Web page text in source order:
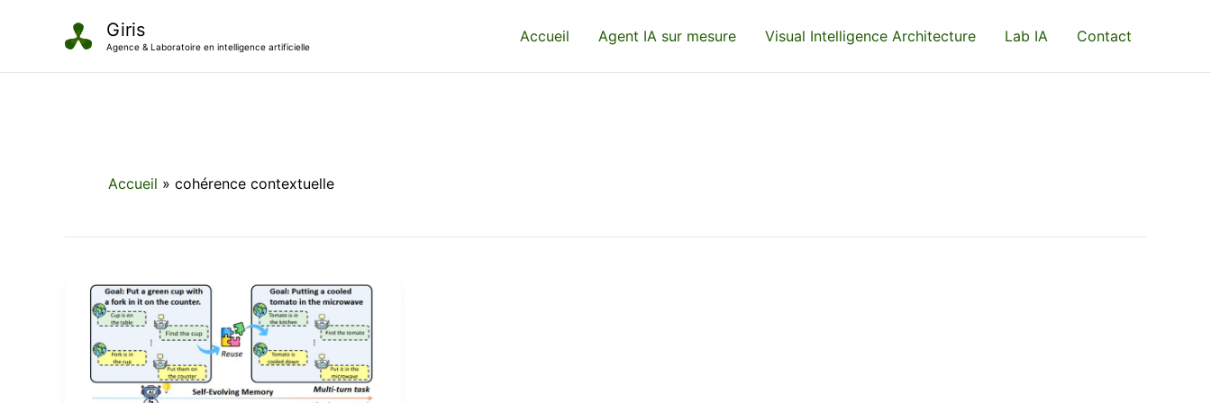
Giris
Agence & Laboratoire en intelligence artificielle
Accueil Agent IA sur mesure Visual Intelligence Architecture Lab IA Contact
Accueil cohérence contextuelle
Les
limites
fondamentales
des
bases